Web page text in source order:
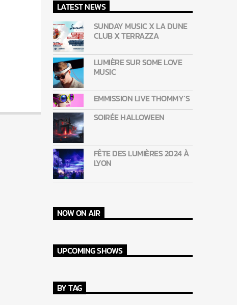
LATEST NEWS
SUNDAY MUSIC X LA DUNE
CLUB X TERRAZZA
LUMIÈRE SUR SOME LOVE
MUSIC
EMMISSION LIVE THOMMY’S
SOIRÉE HALLOWEEN
FÊTE DES LUMIÈRES 2024 À
LYON
NOW ON AIR
UPCOMING SHOWS
BY TAG